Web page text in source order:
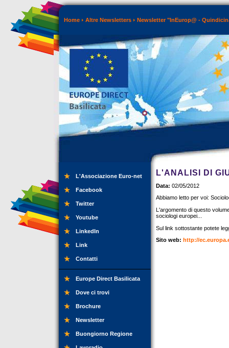
Home Altre Newsletters Newsletter "InEurop@ -
L'Associazione Euro-net
Facebook
Twitter
Youtube
LinkedIn
Link
Contatti
Europe Direct Basilicata
Dove ci trovi
Brochure
Newsletter
Buongiorno Regione
L'ANALISI DI
Data: 02/05/2012
Abbiamo letto per voi:
L'argomento di questo
sociologi europei...
Sul link sottostante potete
Sito web: http://